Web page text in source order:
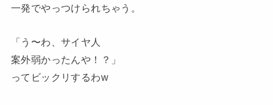
一発でやっつけられちゃう。
「う〜わ、サイヤ人
案外弱かったんや！？」
ってビックリするわw